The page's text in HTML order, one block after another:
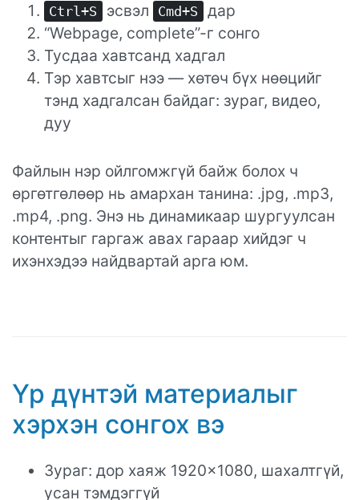
Ctrl+S эсвэл Cmd+S
дар
“Webpage, complete”-г сонго
Тусдаа хавтсанд хадгал
Тэр хавтсыг нээ — хөтөч бүх нөөцийг
тэнд хадгалсан байдаг: зураг, видео,
дуу
Файлын нэр ойлгомжгүй байж болох ч
өргөтгөлөөр нь амархан танина: .jpg, .mp3,
.mp4, .png. Энэ нь динамикаар шургуулсан
контентыг гаргаж авах гараар хийдэг ч
ихэнхэдээ найдвартай арга юм.
Үр дүнтэй материалыг
хэрхэн сонгох вэ
Зураг: дор хаяж 1920×1080, шахалтгүй,
усан тэмдэггүй